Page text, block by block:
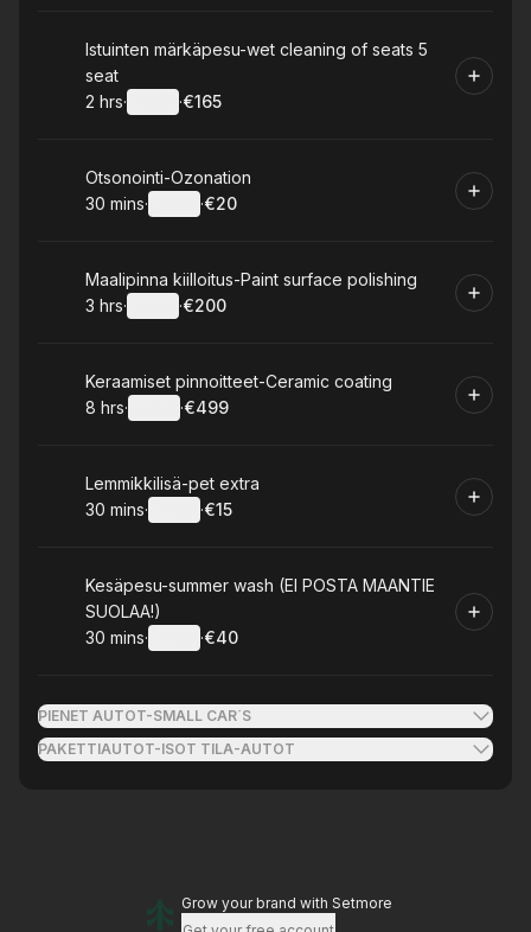
Book
Istuinten märkäpesu-wet cleaning of seats 5
seat
. Duration:
2 hrs· ·
.Price
€165
Book
Otsonointi-Ozonation
.Duration:
30 mins· ·
.Price
€20
Book
Maalipinna kiilloitus-Paint surface polishing
. Duration:
3 hrs· ·
.Price
€200
Book
Keraamiset pinnoitteet-Ceramic coating
. Duration:
8 hrs· ·
.Price
€499
Book
Lemmikkilisä-pet extra
.Duration:
30 mins· ·
.Price
€15
Book
Kesäpesu-summer wash (EI POSTA MAANTIE
SUOLAA!)
.Duration:
30 mins· ·
.Price
€40
PIENET AUTOT-SMALL CAR´S
PAKETTIAUTOT-ISOT TILA-AUTOT
Grow your brand with Setmore